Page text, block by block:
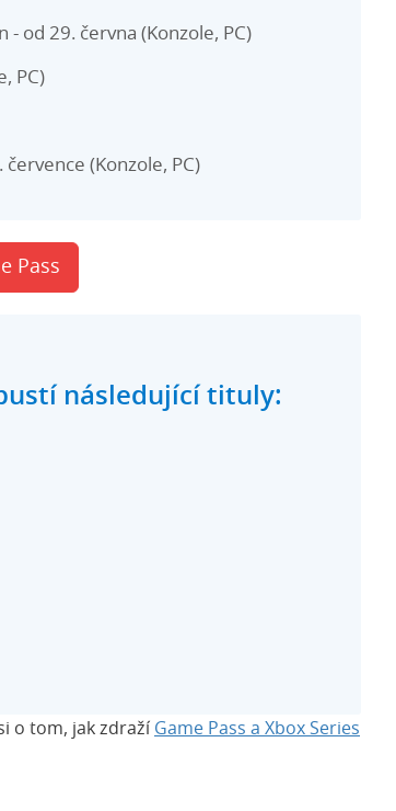
- od 29. června (Konzole, PC)
PC)
(Konzole, PC)
Pass
následující tituly:
o tom, jak zdraží Game Pass a Xbox Series